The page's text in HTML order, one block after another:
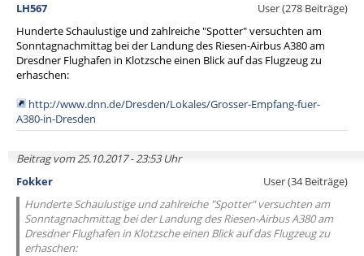
LH567
User (278 Beiträge)
Hunderte Schaulustige und zahlreiche "Spotter" versuchten am
Sonntagnachmittag bei der Landung des Riesen-Airbus A380 am
Dresdner Flughafen in Klotzsche einen Blick auf das Flugzeug zu
erhaschen:
http://www.dnn.de/Dresden/Lokales/Grosser-Empfang-fuer-
A380-in-Dresden
Beitrag vom 25.10.2017 - 23:53 Uhr
Fokker
User (34 Beiträge)
Hunderte Schaulustige und zahlreiche "Spotter" versuchten am
Sonntagnachmittag bei der Landung des Riesen-Airbus A380 am
Dresdner Flughafen in Klotzsche einen Blick auf das Flugzeug zu
erhaschen: